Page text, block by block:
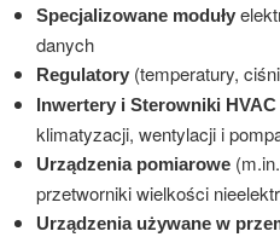
Specjalizowane moduły
danych
Regulatory (temperatury,
Inwertery i Sterowniki HVAC
klimatyzacji, wentylacji i
Urządzenia pomiarowe
przetworniki wielkości
Urządzenia używane w